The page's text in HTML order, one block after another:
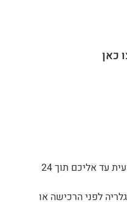
כאן
ניתן להזמין משלוח + תלייה מקצועית עד אליכם תוך 24
לפני הרכישה או